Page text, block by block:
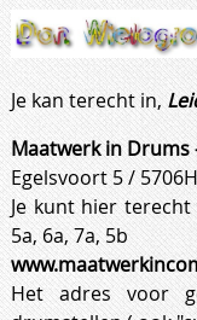
Je kan terecht in,
Maatwerk in Drums
Egelsvoort 5 /
Je kunt hier
5a, 6a, 7a, 5b
Het adres voor